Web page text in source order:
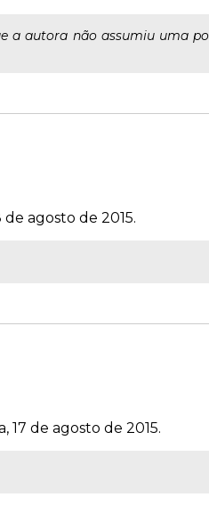
a autora não assumiu uma
agosto de 2015.
de agosto de 2015.